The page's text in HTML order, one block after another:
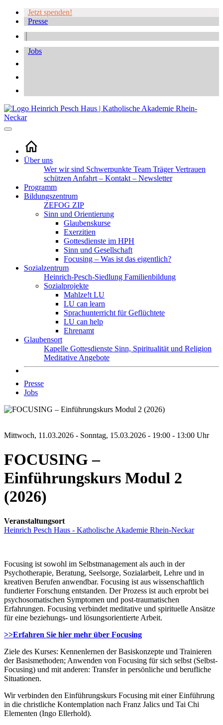
Jetzt spenden!
Presse
Jobs
Über uns
Wer wir sind Schwerpunkte Team TrägerVertrauen
schützen Anfahrt – Kontakt – Newsletter
Programm
Bildungszentrum
ZEFOG ZIP
Sinn und Orientierung
Glaubenskurse
Exerzitien
Gottesdienste im HPH
Sinn und Gesellschaft
Focusing – Was ist das eigentlich?
Sozialzentrum
Heinrich-Pesch-Siedlung Familienbildung
Sozialprojekte
Mahlze!t LU
LU can learn
Sprachunterricht für Geflüchtete
LU can help
Ehrenamt
Glaubensort
Kapelle Gottesdienste Sinn, Spiritualität und Religion
Meditative Angebote
Presse
Jobs
Mittwoch, 11.03.2026 - Sonntag, 15.03.2026 - 19:00 - 13:00 Uhr
FOCUSING –
Einführungskurs Modul 2
(2026)
Veranstaltungsort
Heinrich Pesch Haus - Katholische Akademie Rhein-Neckar
Focusing ist sowohl im Selbstmanagement als auch in der
Psychotherapie, Beratung, Seelsorge, Sozialarbeit, Lehre und in
kreativen Berufen anwendbar. Focusing ist aus wissenschaftlich
fundierter Forschung entstanden. Der Prozess ist auch erprobt bei
psychosomatischen Symptomen und post-traumatischen
Erfahrungen. Focusing verbindet meditative und spirituelle Ansätze
für eine beziehungs- und lösungsorientierte Arbeit.
>>Erfahren Sie hier mehr über Focusing
Ziele des Kurses: Kennenlernen der Basiskonzepte und Trainieren
der Basismethoden; Anwenden von Focusing für sich selbst (Selbst-
Focusing) und mit anderen: Transfer in persönliche und berufliche
Situationen.
Wir verbinden den Einführungskurs Focusing mit einer Einführung
in die christliche Kontemplation nach Franz Jalics und Tai Chi
Elementen (Ingo Ellerhold).